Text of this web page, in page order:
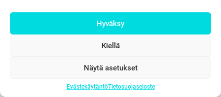
Hyväksy
Kiellä
Näytä asetukset
EvästekäytäntöTietosuojaseloste